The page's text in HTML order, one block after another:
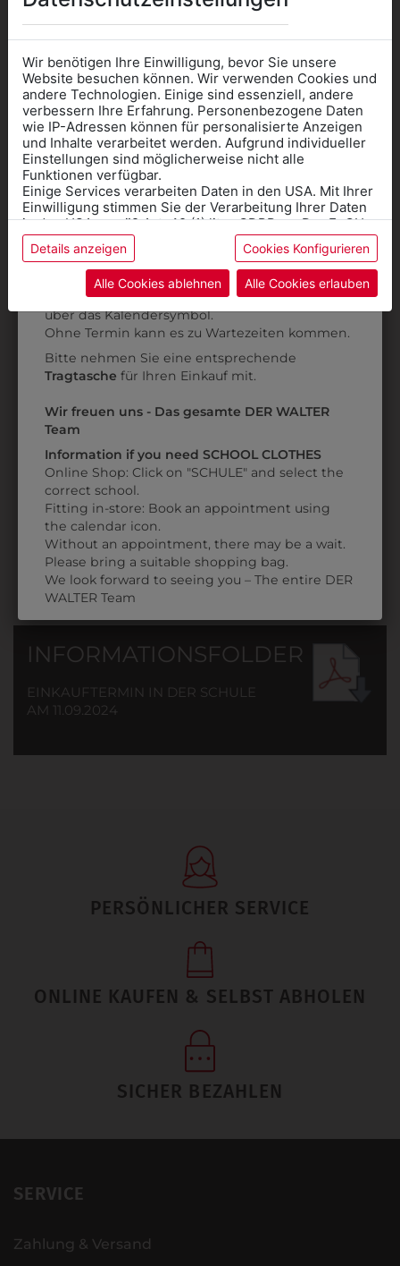
6HSW453910
SCHÜRZE 45
CHERRY
€ 12,90
6KHAUBE3910
KOCHHAUBE
CHERRY
€ 15,90
ZULETZT ANGESEHEN
1CHE19001
T-SHIRT
MIT
SCHULLOGO
€ 6,90
INFORMATIONSFOLDER
EINKAUFTERMIN IN DER SCHULE
AM 11.09.2024
PERSÖNLICHER SERVICE
ONLINE KAUFEN & SELBST ABHOLEN
SICHER BEZAHLEN
SERVICE
Zahlung & Versand
Wir benötigen Ihre Einwilligung, bevor Sie unsere
Website besuchen können. Wir verwenden Cookies und
andere Technologien. Einige sind essenziell, andere
verbessern Ihre Erfahrung. Personenbezogene Daten
wie IP-Adressen können für personalisierte Anzeigen
und Inhalte verarbeitet werden. Aufgrund individueller
Einstellungen sind möglicherweise nicht alle
Funktionen verfügbar.
Einige Services verarbeiten Daten in den USA. Mit Ihrer
Einwilligung stimmen Sie der Verarbeitung Ihrer Daten
in den USA gemäß Art. 49 (1) lit. a GDPR zu. Der EuGH
stuft die USA als Land mit unzureichendem Datenschutz
ein, und es besteht das Risiko, dass US-Behörden
Daten ohne Klagemöglichkeit für Europäer überwachen.
Datenschutzerklärungbzw. im
Details anzeigen Cookies Konfigurieren
Alle Cookies ablehnen Alle Cookies erlauben
Informationen wenn Sie
Kleidung
für die SCHULE
benötigen
Online Shop: Klick auf SCHULE in der
Kategorie und die richtige Schule auswählen.
AnprobeVorort im Geschäft: Termin buchen
über das Kalendersymbol.
Ohne Termin kann es zu Wartezeiten kommen.
Bitte nehmen Sie eine entsprechende
Tragtasche für Ihren Einkauf mit.
Wir freuen uns - Das gesamte DER WALTER
Team
Information if you need SCHOOL CLOTHES
Online Shop: Click on "SCHULE" and select the
correct school.
Fitting in-store: Book an appointment using
the calendar icon.
Without an appointment, there may be a wait.
Please bring a suitable shopping bag.
We look forward to seeing you – The entire DER
WALTER Team